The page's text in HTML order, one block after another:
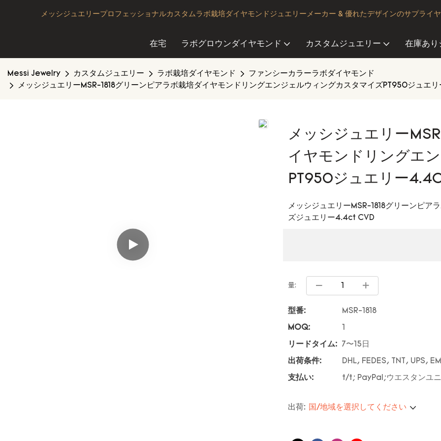
メッシジュエリープロフェッショナルカスタムラボ栽培ダイヤモンドジュエリーメーカー & 優れたデザインのサプライヤ
在宅 ラボグロウンダイヤモンド カスタムジュエリー 在庫あり
Messi Jewelry カスタムジュエリー ラボ栽培ダイヤモンド
ファンシーカラーラボダイヤモンド
メッシジュエリーMSR-1818グリーンピアラボ栽培ダイヤモンドリングエンジェルウィングカスタマイズPT950ジュエ
メッシジュエリー
イヤモンドリングエ
PT950ジュエリー
メッシジュエリーMSR-1818グリーンピア
ズジュエリー4.4ct CVD
量:
型番: MSR-1818
MOQ: 1
リードタイム: 7〜15日
出荷条件: DHL, FEDES, TNT, UPS,
支払い: t/t; PayPal;ウエスタンユ
出荷: 国/地域を選択してください